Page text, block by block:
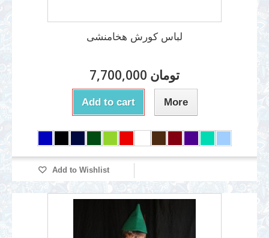
لباس کورش هخامنشی
7,700,000 تومان
Add to cart More
Add to Wishlist